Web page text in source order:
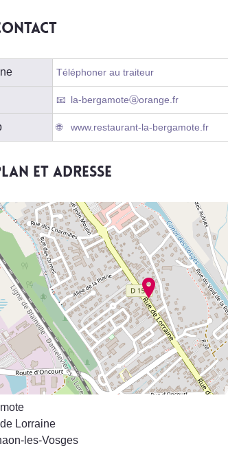
Téléphoner au traiteur
la-bergamoteⓐorange.fr
www.restaurant-la-bergamote.fr
et adresse
Lorraine
les-Vosges